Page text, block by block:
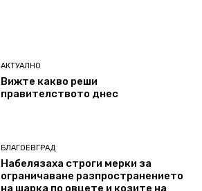
АКТУАЛНО
Вижте какво реши
правителството днес
БЛАГОЕВГРАД
Набелязаха строги мерки за
ограничаване разпространението
на шарка по овцете и козите на